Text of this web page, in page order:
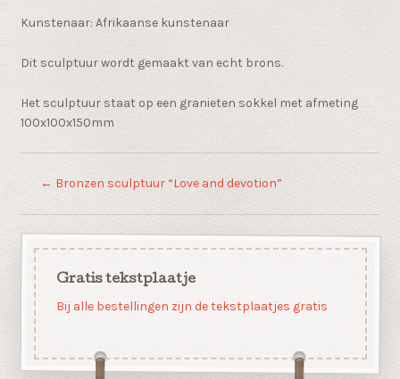
Kunstenaar: Afrikaanse kunstenaar
Dit sculptuur wordt gemaakt van echt brons.
Het sculptuur staat op een granieten sokkel met afmeting
100x100x150mm
← Bronzen sculptuur “Love and devotion”
Gratis tekstplaatje
Bij alle bestellingen zijn de tekstplaatjes gratis